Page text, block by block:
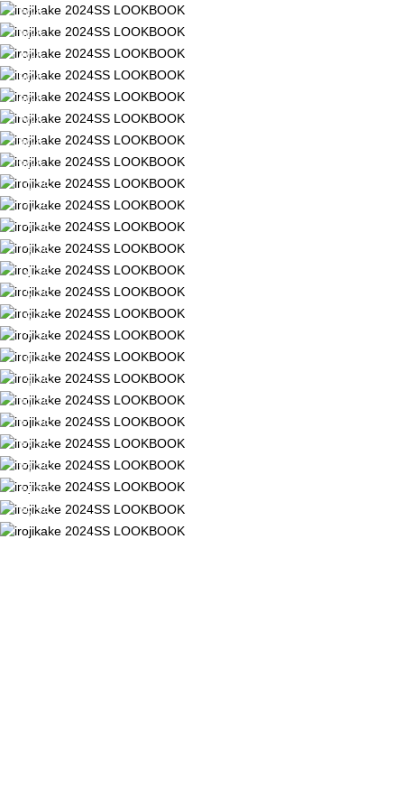
2/25
3/25
4/25
5/25
6/25
7/25
8/25
9/25
10/25
11/25
12/25
13/25
14/25
15/25
16/25
17/25
18/25
19/25
20/25
21/25
22/25
23/25
24/25
25/25